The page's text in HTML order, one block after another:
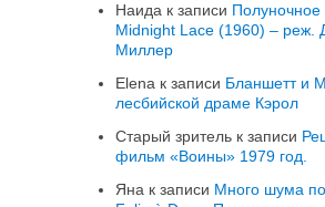
Наида к записи Полуночное
Midnight Lace (1960) – реж.
Миллер
Elena к записи Бланшетт и
лесбийской драме Кэрол
Старый зритель к записи
фильм «Воины» 1979 год.
Яна к записи Много шума